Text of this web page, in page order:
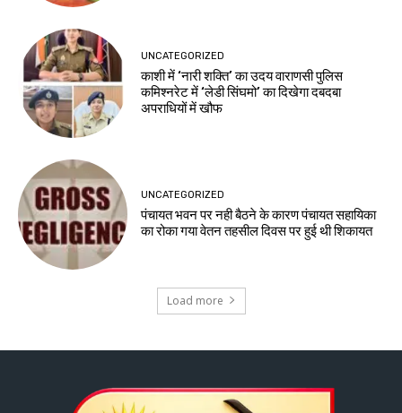
UNCATEGORIZED
काशी में ‘नारी शक्ति’ का उदय वाराणसी पुलिस
कमिश्नरेट में ‘लेडी सिंघमो’ का दिखेगा दबदबा
अपराधियों में खौफ
UNCATEGORIZED
पंचायत भवन पर नही बैठने के कारण पंचायत सहायिका
का रोका गया वेतन तहसील दिवस पर हुई थी शिकायत
Load more